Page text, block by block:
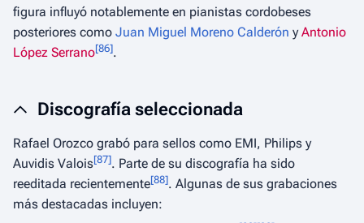
figura influyó notablemente en pianistas cordobeses
posteriores como Juan Miguel Moreno Calderón yAntonio
López Serrano[86].
Discografía seleccionada
Rafael Orozco grabó para sellos como EMI, Philips y
Auvidis Valois[87]. Parte de su discografía ha sido
reeditada recientemente[88]. Algunas de sus grabaciones
más destacadas incluyen: